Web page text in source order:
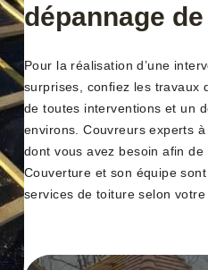
dépannage
Pour la réalisation d’une
surprises, confiez les travaux
de toutes interventions et un
environs. Couvreurs experts
dont vous avez besoin afin
Couverture et son équipe
services de toiture selon